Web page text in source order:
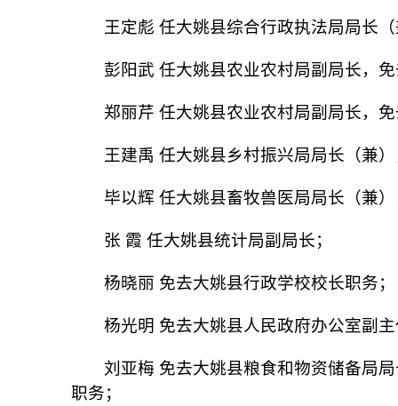
王定彪 任大姚县综合行政执法局局长
彭阳武 任大姚县农业农村局副局长，
郑丽芹 任大姚县农业农村局副局长，
王建禹 任大姚县乡村振兴局局长（兼
毕以辉 任大姚县畜牧兽医局局长（兼
张 霞 任大姚县统计局副局长；
杨晓丽 免去大姚县行政学校校长职务；
杨光明 免去大姚县人民政府办公室副
刘亚梅 免去大姚县粮食和物资储备局
职务；